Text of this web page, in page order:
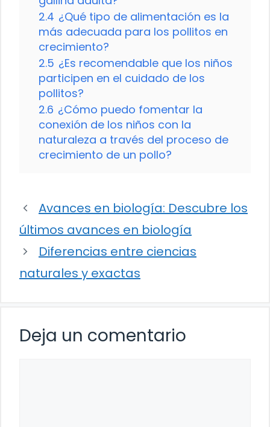
2.4 ¿Qué tipo de alimentación es la
más adecuada para los pollitos en
crecimiento?
2.5 ¿Es recomendable que los niños
participen en el cuidado de los
pollitos?
2.6 ¿Cómo puedo fomentar la
conexión de los niños con la
naturaleza a través del proceso de
crecimiento de un pollo?
Avances en biología: Descubre los
últimos avances en biología
Diferencias entre ciencias
naturales y exactas
Deja un comentario